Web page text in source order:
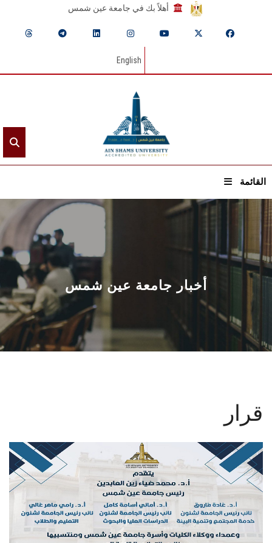
أهلاً بك في جامعة عين شمس
English
القائمة
الرئيسيـة
عن الجامعة
القطاعـات
الشئون الأكاديمية
البحث العلمي
الأنظمة الذكية
الإعلام
تواصل معنا
أخبار جامعة عين شمس
قرار